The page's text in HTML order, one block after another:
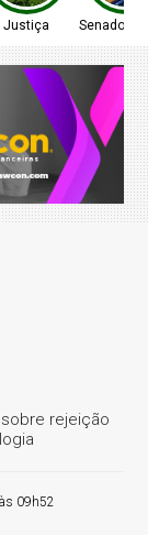
Justiça Senado
rejeição
09h52